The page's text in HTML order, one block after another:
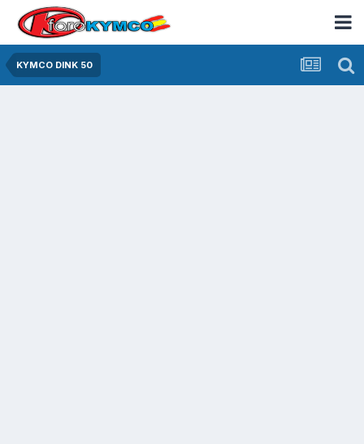
KYMCO DINK 50